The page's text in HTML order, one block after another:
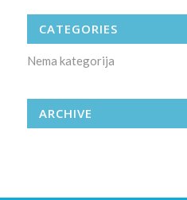
CATEGORIES
Nema kategorija
ARCHIVE